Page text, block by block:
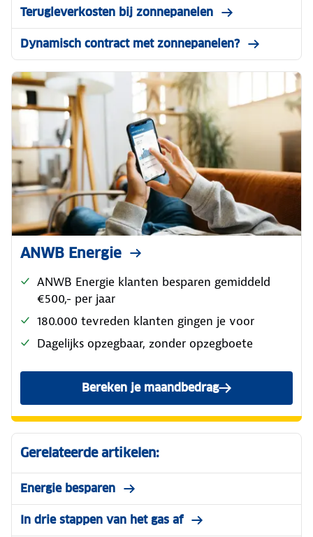
Terugleverkosten bij zonnepanelen
Dynamisch contract met zonnepanelen?
ANWB Energie
ANWB Energie klanten besparen gemiddeld
€500,- per jaar
180.000 tevreden klanten gingen je voor
Dagelijks opzegbaar, zonder opzegboete
Bereken je maandbedrag
Gerelateerde artikelen:
Energie besparen
In drie stappen van het gas af